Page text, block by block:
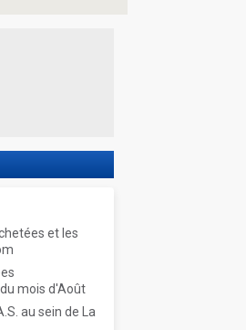
et les
mois d'Août
au sein de La